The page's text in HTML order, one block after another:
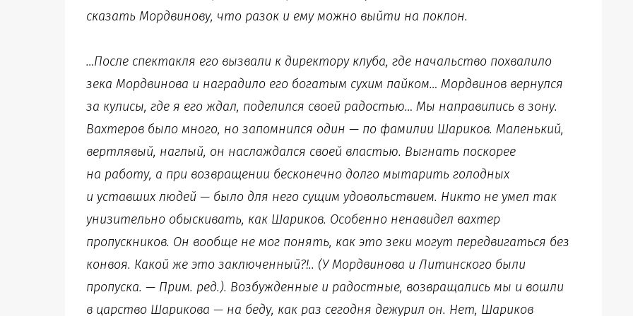
сказать Мордвинову, что разок и ему можно выйти на поклон.
…После спектакля его вызвали к директору клуба, где начальство похвалило
зека Мордвинова и наградило его богатым сухим пайком… Мордвинов вернулся
за кулисы, где я его ждал, поделился своей радостью… Мы направились в зону.
Вахтеров было много, но запомнился один — по фамилии Шариков. Маленький,
вертлявый, наглый, он наслаждался своей властью. Выгнать поскорее
на работу, а при возвращении бесконечно долго мытарить голодных
и уставших людей — было для него сущим удовольствием. Никто не умел так
унизительно обыскивать, как Шариков. Особенно ненавидел вахтер
пропускников. Он вообще не мог понять, как это зеки могут передвигаться без
конвоя. Какой же это заключенный?!.. (У Мордвинова и Литинского были
пропуска. — Прим. ред.). Возбужденные и радостные, возвращались мы и вошли
в царство Шарикова — на беду, как раз сегодня дежурил он. Нет, Шариков